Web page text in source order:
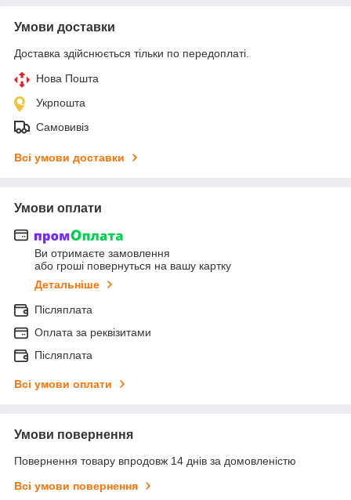
Умови доставки
Доставка здійснюється тільки по передоплаті.
Нова Пошта
Укрпошта
Самовивіз
Всі умови доставки
Умови оплати
Ви отримаєте замовлення
або гроші повернуться на вашу картку
Детальніше
Післяплата
Оплата за реквізитами
Післяплата
Всі умови оплати
Умови повернення
Повернення товару впродовж 14 днів за домовленістю
Всі умови повернення